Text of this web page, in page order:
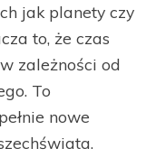
jak planety czy
to, że czas
zależności od
To
nowe